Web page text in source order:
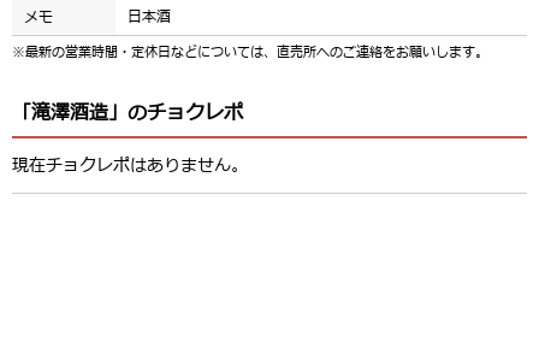
メモ
日本酒
※最新の営業時間・定休日などについては、直売所へのご連絡をお願いします。
「滝澤酒造」のチョクレポ
現在チョクレポはありません。